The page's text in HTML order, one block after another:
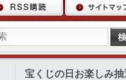
宝くじの日お楽しみ抽